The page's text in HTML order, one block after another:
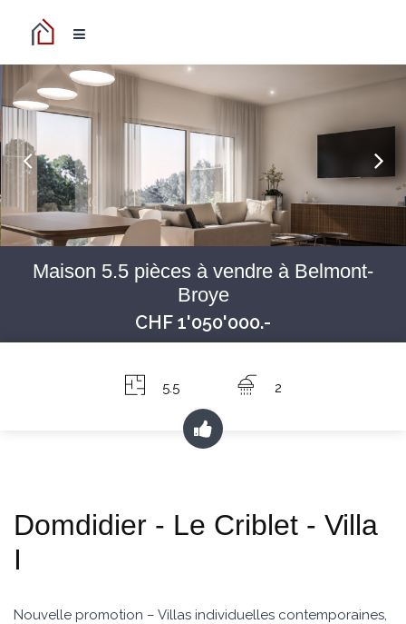
Maison 5.5 pièces à vendre à Belmont-
Broye
CHF 1'050'000.-
5.5 2
Domdidier - Le Criblet - Villa
I
Nouvelle promotion – Villas individuelles contemporaines,